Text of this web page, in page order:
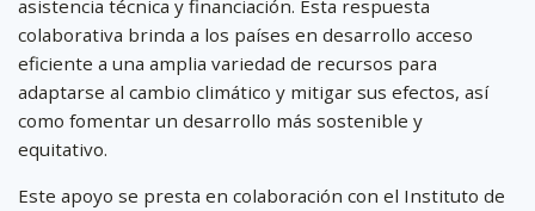
asistencia técnica y financiación. Esta respuesta
colaborativa brinda a los países en desarrollo acceso
eficiente a una amplia variedad de recursos para
adaptarse al cambio climático y mitigar sus efectos, así
como fomentar un desarrollo más sostenible y
equitativo.
Este apoyo se presta en colaboración con el Instituto de